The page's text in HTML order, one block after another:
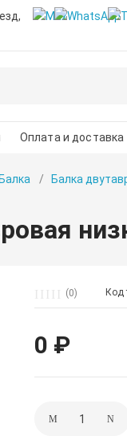
Оплата и доставка
Балка Балка
(0) Код
0 ₽